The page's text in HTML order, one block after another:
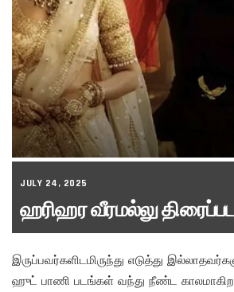
JULY 24, 2025
ஹரிஹர வீரமல்லு
இருப்பவர்களிடமிருந்து எடுத்து
ஹுட் பாணி படங்கள் வந்து நீண்ட